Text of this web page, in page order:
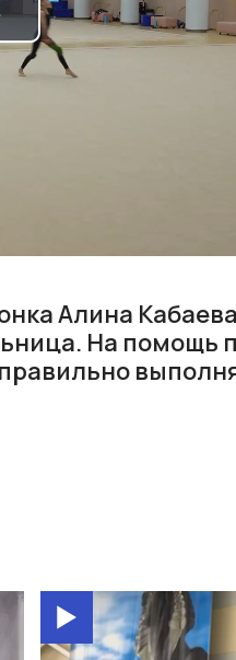
Video
Алина
На помощь